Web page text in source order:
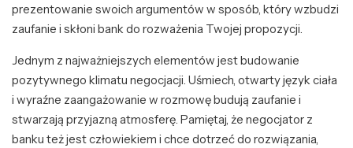
prezentowanie swoich argumentów w sposób, który wzbudzi
zaufanie i skłoni bank do rozważenia Twojej propozycji.
Jednym z najważniejszych elementów jest budowanie
pozytywnego klimatu negocjacji. Uśmiech, otwarty język ciała
i wyraźne zaangażowanie w rozmowę budują zaufanie i
stwarzają przyjazną atmosferę. Pamiętaj, że negocjator z
banku też jest człowiekiem i chce dotrzeć do rozwiązania,